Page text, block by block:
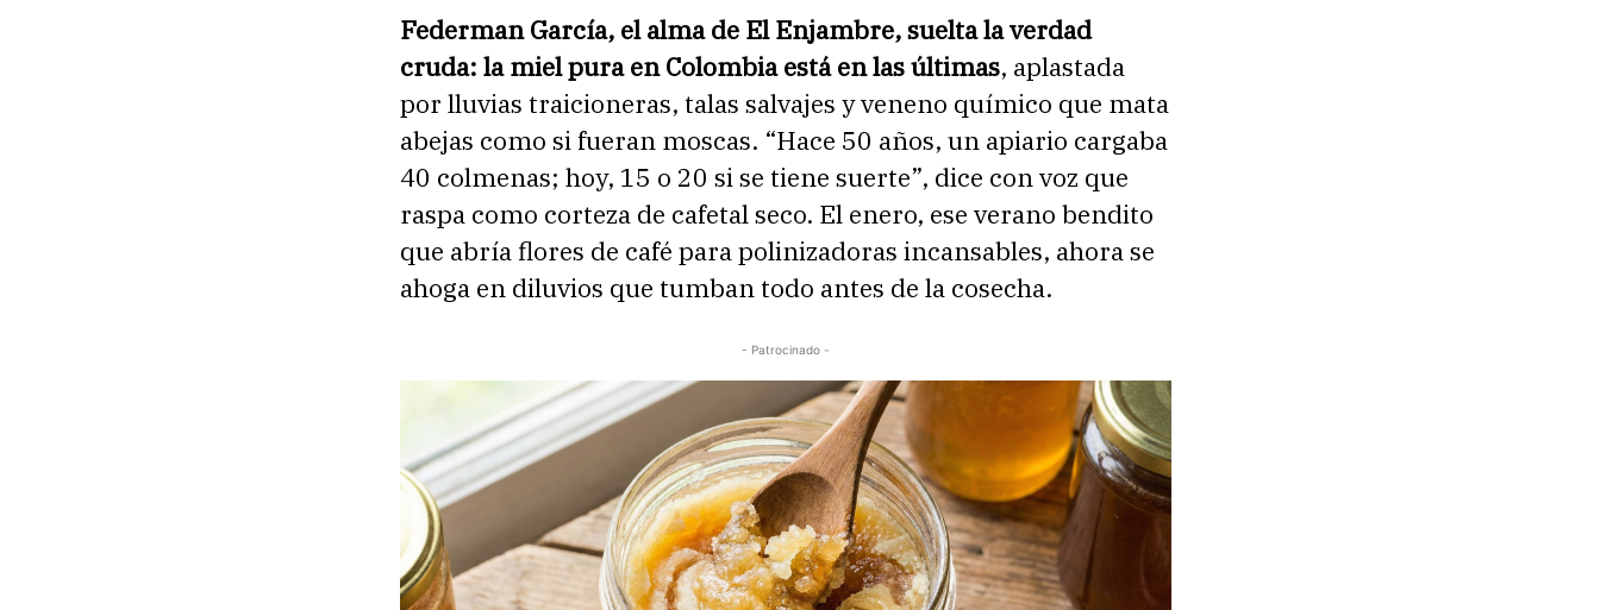
Federman García, el alma de El Enjambre, suelta la verdad
cruda: la miel pura en Colombia está en las últimas, aplastada
por lluvias traicioneras, talas salvajes y veneno químico que mata
abejas como si fueran moscas. “Hace 50 años, un apiario cargaba
40 colmenas; hoy, 15 o 20 si se tiene suerte”, dice con voz que
raspa como corteza de cafetal seco. El enero, ese verano bendito
que abría flores de café para polinizadoras incansables, ahora se
ahoga en diluvios que tumban todo antes de la cosecha.​
- Patrocinado -